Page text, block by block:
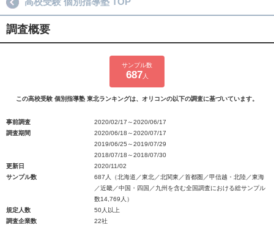
調査概要
サンプル数
687 人
この高校受験 個別指導塾 東北ランキングは、オリコンの以下の調査に基づいています。
事前調査
2020/02/17～2020/06/17
調査期間
2020/06/18～2020/07/17
2019/06/25～2019/07/29
2018/07/18～2018/07/30
更新日
2020/11/02
サンプル数
687人（北海道／東北／北関東／首都圏／甲信越・北陸／東海
／近畿／中国・四国／九州を含む全国調査における総サンプル
数14,769人）
規定人数
50人以上
調査企業数
22社